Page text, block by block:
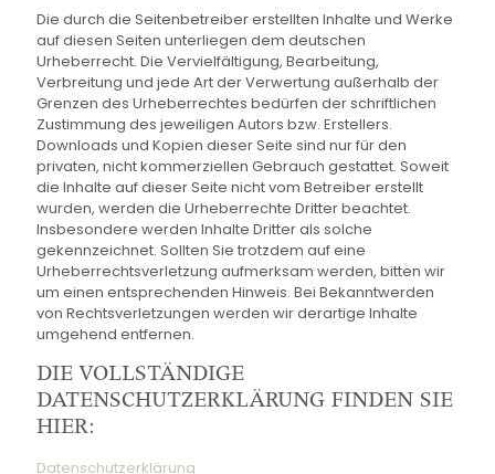
Die durch die Seitenbetreiber erstellten Inhalte und Werke
auf diesen Seiten unterliegen dem deutschen
Urheberrecht. Die Vervielfältigung, Bearbeitung,
Verbreitung und jede Art der Verwertung außerhalb der
Grenzen des Urheberrechtes bedürfen der schriftlichen
Zustimmung des jeweiligen Autors bzw. Erstellers.
Downloads und Kopien dieser Seite sind nur für den
privaten, nicht kommerziellen Gebrauch gestattet. Soweit
die Inhalte auf dieser Seite nicht vom Betreiber erstellt
wurden, werden die Urheberrechte Dritter beachtet.
Insbesondere werden Inhalte Dritter als solche
gekennzeichnet. Sollten Sie trotzdem auf eine
Urheberrechtsverletzung aufmerksam werden, bitten wir
um einen entsprechenden Hinweis. Bei Bekanntwerden
von Rechtsverletzungen werden wir derartige Inhalte
umgehend entfernen.
DIE VOLLSTÄNDIGE
DATENSCHUTZERKLÄRUNG FINDEN SIE
HIER:
Datenschutzerklärung